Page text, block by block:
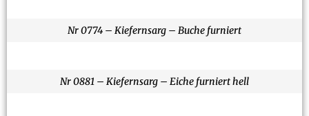
Nr 0774 – Kiefernsarg – Buche furniert
Nr 0881 – Kiefernsarg – Eiche furniert hell